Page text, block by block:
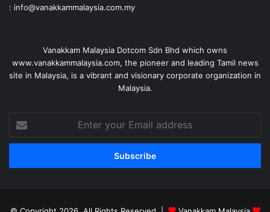
: info@vanakkammalaysia.com.my
Vanakkam Malaysia Dotcom Sdn Bhd which owns
www.vanakkammalaysia.com, the pioneer and leading Tamil news
site in Malaysia, is a vibrant and visionary corporate organization in
Malaysia.
your
Email